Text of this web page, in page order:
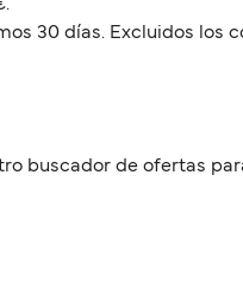
30 días. Excluidos los
buscador de ofertas